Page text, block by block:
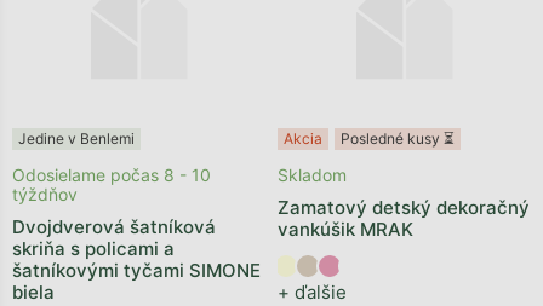
Jedine v Benlemi
Dvojdverová šatníková
skriňa s policami a
šatníkovými tyčami SIMONE
biela
Odosielame počas 8 - 10
týždňov
Akcia Posledné kusy ⏳
Zamatový detský dekoračný
vankúšik MRAK
+ ďalšie
Skladom